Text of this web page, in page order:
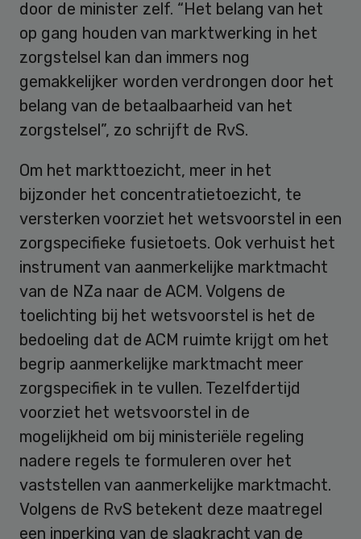
door de minister zelf. “Het belang van het
op gang houden van marktwerking in het
zorgstelsel kan dan immers nog
gemakkelijker worden verdrongen door het
belang van de betaalbaarheid van het
zorgstelsel”, zo schrijft de RvS.
Om het markttoezicht, meer in het
bijzonder het concentratietoezicht, te
versterken voorziet het wetsvoorstel in een
zorgspecifieke fusietoets. Ook verhuist het
instrument van aanmerkelijke marktmacht
van de NZa naar de ACM. Volgens de
toelichting bij het wetsvoorstel is het de
bedoeling dat de ACM ruimte krijgt om het
begrip aanmerkelijke marktmacht meer
zorgspecifiek in te vullen. Tezelfdertijd
voorziet het wetsvoorstel in de
mogelijkheid om bij ministeriële regeling
nadere regels te formuleren over het
vaststellen van aanmerkelijke marktmacht.
Volgens de RvS betekent deze maatregel
een inperking van de slagkracht van de